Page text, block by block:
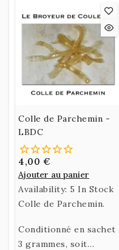
Colle de Parchemin -
LBDC
4,00 €
Ajouter au panier
Availability: 5 In Stock
Colle de Parchemin.
Conditionné en sachet
3 grammes, soit